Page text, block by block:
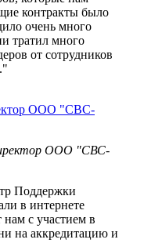
контракты было
очень много
тратил много
от сотрудников
ООО "СВС-
Поддержки
в интернете
с участием в
на аккредитацию и